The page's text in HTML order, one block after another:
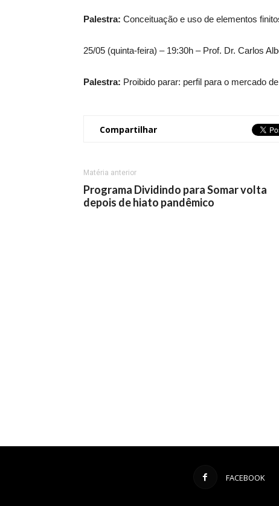
Palestra: Conceituação e uso de elementos
25/05 (quinta-feira) – 19:30h – Prof. Dr. Carlos
Palestra: Proibido parar: perfil para o mercado
Compartilhar
Matéria anterior
Programa Dividindo para Somar volta
depois de hiato pandêmico
FACEBOOK